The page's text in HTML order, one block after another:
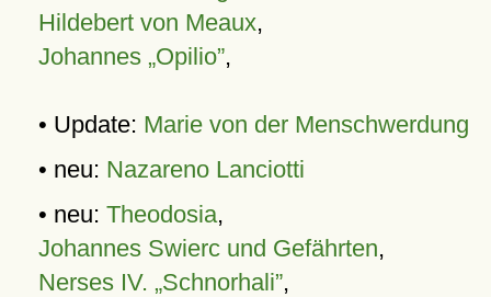
Hildebert von Meaux,
Johannes „Opilio”,
• Update: Marie von der Menschwerdung
• neu: Nazareno Lanciotti
• neu: Theodosia,
Johannes Swierc und Gefährten,
Nerses IV. „Schnorhali”,